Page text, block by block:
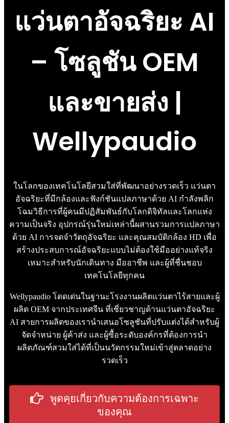
แว่นตาอัจฉริยะ AI
– โซลูชัน OEM
และขายส่ง |
Wellypaudio
ในโลกของเทคโนโลยีสวมใส่ที่พัฒนาอย่างรวดเร็ว แว่นตา
อัจฉริยะที่มีกล้องและฟังก์ชันแปลภาษาด้วย AI กำลังพลิก
โฉมวิธีการที่ผู้คนมีปฏิสัมพันธ์กับโลกดิจิทัลและโลกแห่ง
ความเป็นจริง อุปกรณ์รุ่นใหม่เหล่านี้ผสานรวมการแปลภาษา
ด้วย AI การจดจำวัตถุอัจฉริยะ และคุณสมบัติกล้อง HD เพื่อ
สร้างประสบการณ์อัจฉริยะแบบไม่ต้องใช้มืออย่างแท้จริง
เหมาะสำหรับนักเดินทาง มืออาชีพ และผู้ที่ชื่นชอบ
เทคโนโลยีทุกคน
Wellypaudio โดดเด่นในฐานะโรงงานผลิตแว่นตาไร้สายและผู้
ผลิต OEM จากประเทศจีน ที่เชี่ยวชาญด้านแว่นตาอัจฉริยะ
AI สายการผลิตของเรานำเสนอโซลูชันที่ปรับแต่งได้สำหรับผู้
จัดจำหน่าย ผู้ค้าส่ง และผู้ซื้อระดับองค์กรที่ต้องการนำ
ผลิตภัณฑ์สวมใส่ได้ที่เป็นนวัตกรรมใหม่เข้าสู่ตลาดอย่าง
รวดเร็ว
พูดคุยเกี่ยวกับความต้องการเฉพาะ
ของคุณ